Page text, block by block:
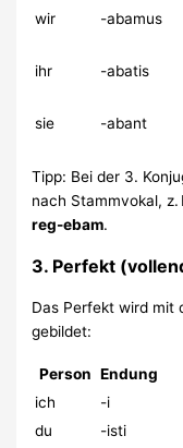
wir -abamus
ihr -abatis
sie -abant
Tipp: Bei der 3.
nach Stammvokal, z.
reg-ebam.
3. Perfekt
Das Perfekt wird mit
gebildet:
Person Endung
ich
-i
du
-isti